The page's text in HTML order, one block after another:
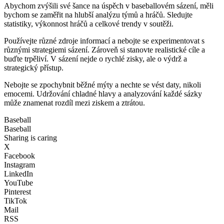
Abychom zvýšili své šance na úspěch v baseballovém sázení, měli
bychom se zaměřit na hlubší analýzu týmů a hráčů. Sledujte
statistiky, výkonnost hráčů a celkové trendy v soutěži.
Používejte různé zdroje informací a nebojte se experimentovat s
různými strategiemi sázení. Zároveň si stanovte realistické cíle a
buďte trpěliví. V sázení nejde o rychlé zisky, ale o výdrž a
strategický přístup.
Nebojte se zpochybnit běžné mýty a nechte se vést daty, nikoli
emocemi. Udržování chladné hlavy a analyzování každé sázky
může znamenat rozdíl mezi ziskem a ztrátou.
Baseball
Baseball
Sharing is caring
X
Facebook
Instagram
LinkedIn
YouTube
Pinterest
TikTok
Mail
RSS